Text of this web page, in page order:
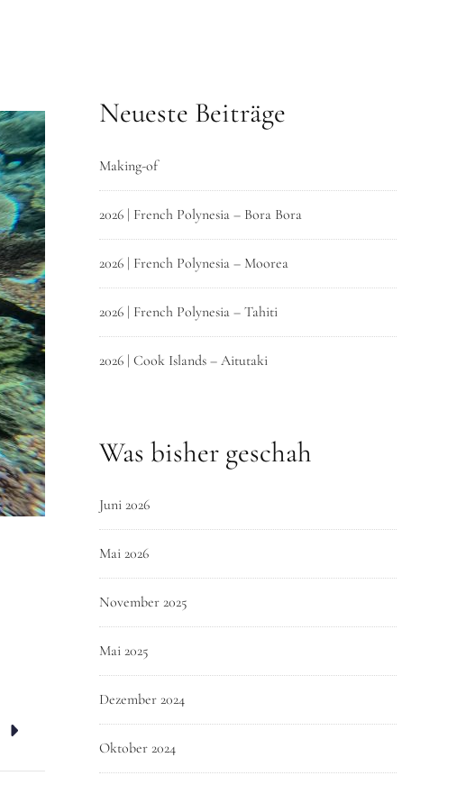
Neueste Beiträge
Making-of
2026 | French Polynesia – Bora Bora
2026 | French Polynesia – Moorea
2026 | French Polynesia – Tahiti
2026 | Cook Islands – Aitutaki
Was bisher geschah
Juni 2026
Mai 2026
November 2025
Mai 2025
Dezember 2024
Oktober 2024